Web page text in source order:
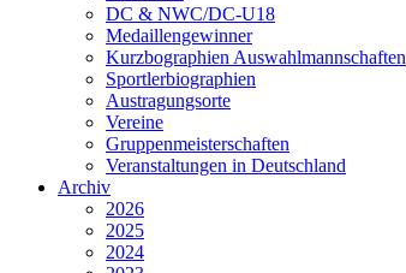
DC & NWC/DC-U18
Medaillengewinner
Kurzbographien Auswahlmannschaften
Sportlerbiographien
Austragungsorte
Vereine
Gruppenmeisterschaften
Veranstaltungen in Deutschland
Archiv
2026
2025
2024